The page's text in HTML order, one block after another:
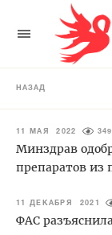
НАЗАД
11 МАЯ 2022
Минздрав
препаратов из
11 ДЕКАБРЯ 2021
ФАС